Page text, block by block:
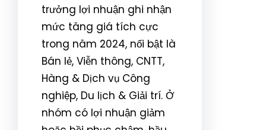
trưởng lợi nhuận ghi nhận
mức tăng giá tích cực
trong năm 2024, nổi bật là
Bán lẻ, Viễn thông, CNTT,
Hàng & Dịch vụ Công
nghiệp, Du lịch & Giải trí. Ở
nhóm có lợi nhuận giảm